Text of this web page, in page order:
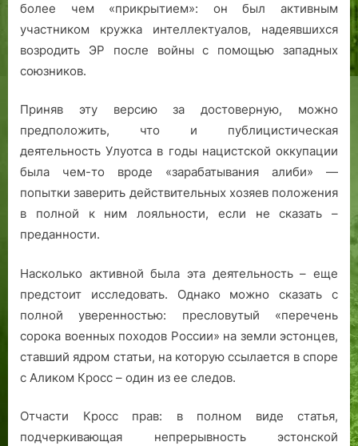
более чем «прикрытием»: он был активным
участником кружка интеллектуалов, надеявшихся
возродить ЭР после войны с помощью западных
союзников.
Приняв эту версию за достоверную, можно
предположить, что и публицистическая
деятельность Улуотса в годы нацистской оккупации
была чем-то вроде «зарабатывания алиби» —
попытки заверить действительных хозяев положения
в полной к ним лояльности, если не сказать –
преданности.
Насколько активной была эта деятельность – еще
предстоит исследовать. Однако можно сказать с
полной уверенностью: пресловутый «перечень
сорока военных походов России» на земли эстонцев,
ставший ядром статьи, на которую ссылается в споре
с Аликом Кросс – один из ее следов.
Отчасти Кросс прав: в полном виде статья,
подчеркивающая непрерывность эстонской